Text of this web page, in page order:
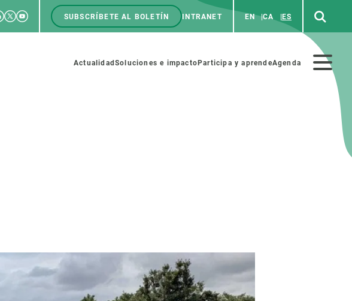
TwitterYoutube
Menú
top
SUBSCRÍBETE AL BOLETÍN INTRANET EN CA ES
Menú
Actualidad Soluciones e impacto Participa y aprendeAgenda
Pide tu MSCA-PF
Pide tu beca ERC
Programa de másteres y doctorado
COLABORA